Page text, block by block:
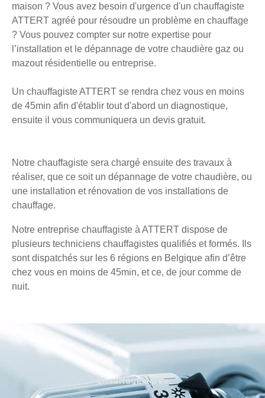
maison ? Vous avez besoin d'urgence d'un chauffagiste
ATTERT agréé pour résoudre un problème en chauffage
? Vous pouvez compter sur notre expertise pour
l’installation et le dépannage de votre chaudière gaz ou
mazout résidentielle ou entreprise.
Un chauffagiste ATTERT se rendra chez vous en moins
de 45min afin d'établir tout d'abord un diagnostique,
ensuite il vous communiquera un devis gratuit.
Notre chauffagiste sera chargé ensuite des travaux à
réaliser, que ce soit un dépannage de votre chaudière, ou
une installation et rénovation de vos installations de
chauffage.
Notre entreprise chauffagiste à ATTERT dispose de
plusieurs techniciens chauffagistes qualifiés et formés. Ils
sont dispatchés sur les 6 régions en Belgique afin d’être
chez vous en moins de 45min, et ce, de jour comme de
nuit.
Chauffage agréé